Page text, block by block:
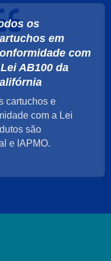
os
em
com
AB100 da
cartuchos e
com a Lei
são
e IAPMO.